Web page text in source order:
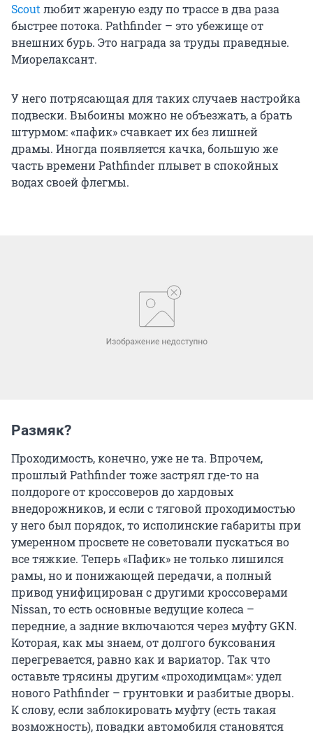
Scout любит жареную езду по трассе в два раза
быстрее потока. Pathfinder – это убежище от
внешних бурь. Это награда за труды праведные.
Миорелаксант.
У него потрясающая для таких случаев настройка
подвески. Выбоины можно не объезжать, а брать
штурмом: «пафик» счавкает их без лишней
драмы. Иногда появляется качка, большую же
часть времени Pathfinder плывет в спокойных
водах своей флегмы.
Размяк?
Проходимость, конечно, уже не та. Впрочем,
прошлый Pathfinder тоже застрял где-то на
полдороге от кроссоверов до хардовых
внедорожников, и если с тяговой проходимостью
у него был порядок, то исполинские габариты при
умеренном просвете не советовали пускаться во
все тяжкие. Теперь «Пафик» не только лишился
рамы, но и понижающей передачи, а полный
привод унифицирован с другими кроссоверами
Nissan, то есть основные ведущие колеса –
передние, а задние включаются через муфту GKN.
Которая, как мы знаем, от долгого буксования
перегревается, равно как и вариатор. Так что
оставьте трясины другим «проходимцам»: удел
нового Pathfinder – грунтовки и разбитые дворы.
К слову, если заблокировать муфту (есть такая
возможность), повадки автомобиля становятся